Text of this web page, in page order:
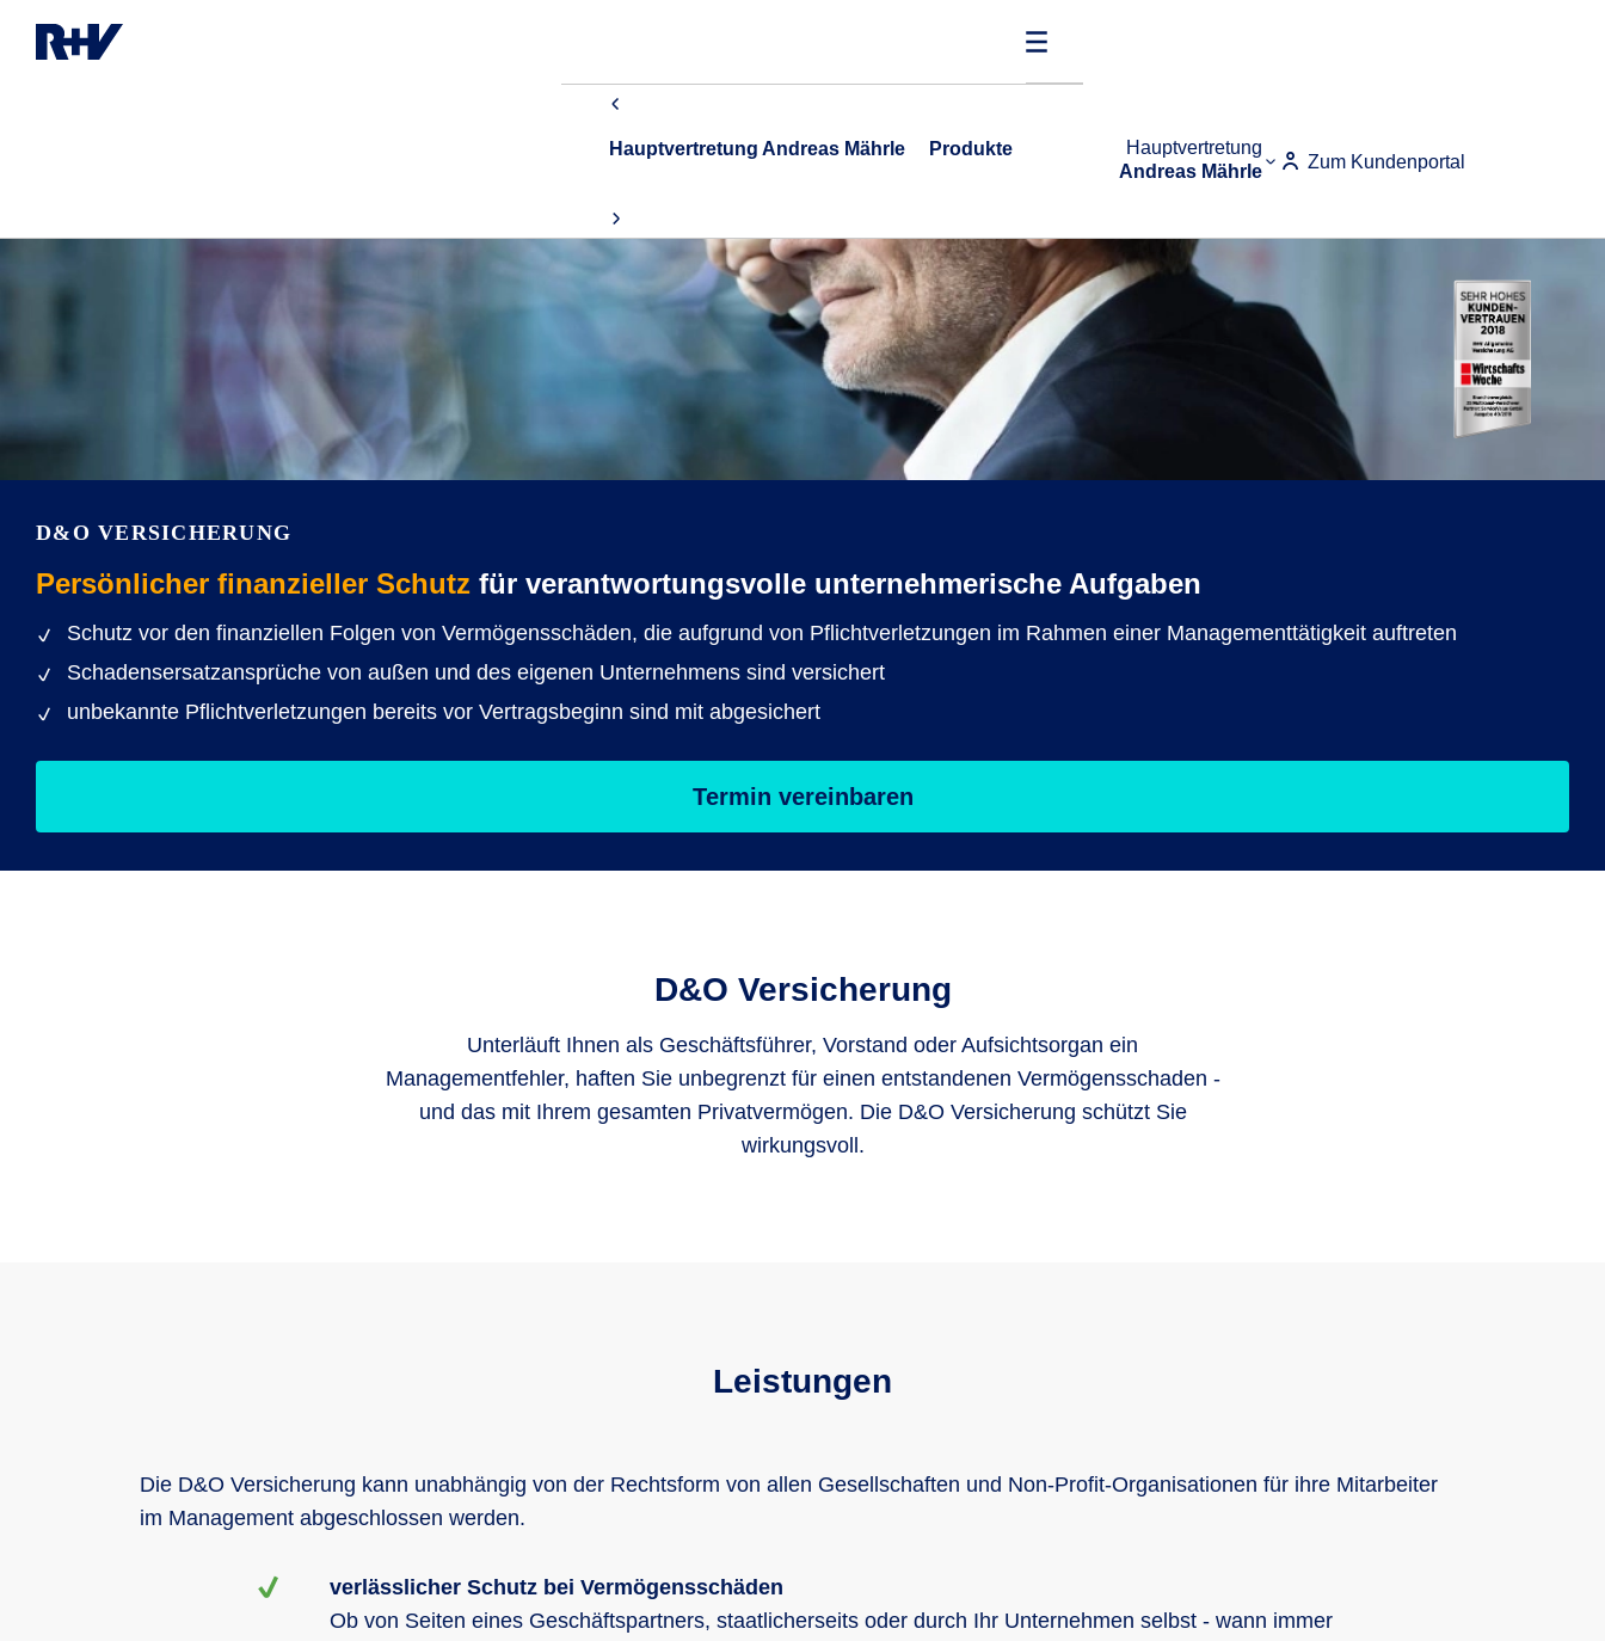
Hauptvertretung
Andreas Mährle
Zum Kundenportal
Hauptvertretung Andreas Mährle Produkte
D&O VERSICHERUNG
Persönlicher finanzieller Schutz für verantwortungsvolle unternehmerische Aufgaben
Schutz vor den finanziellen Folgen von Vermögensschäden, die aufgrund von Pflichtverletzungen im Rahmen einer Managementtätigkeit auftreten
Schadensersatzansprüche von außen und des eigenen Unternehmens sind versichert
unbekannte Pflichtverletzungen bereits vor Vertragsbeginn sind mit abgesichert
Termin vereinbaren
D&O Versicherung
Unterläuft Ihnen als Geschäftsführer, Vorstand oder Aufsichtsorgan ein
Managementfehler, haften Sie unbegrenzt für einen entstandenen Vermögensschaden -
und das mit Ihrem gesamten Privatvermögen. Die D&O Versicherung schützt Sie
wirkungsvoll.
Leistungen
Die D&O Versicherung kann unabhängig von der Rechtsform von allen Gesellschaften und Non-Profit-Organisationen für ihre Mitarbeiter
im Management abgeschlossen werden.
verlässlicher Schutz bei Vermögensschäden
Ob von Seiten eines Geschäftspartners, staatlicherseits oder durch Ihr Unternehmen selbst - wann immer